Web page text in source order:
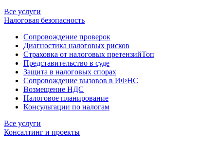
Все услуги
Налоговая безопасность
Сопровождение проверок
Диагностика налоговых рисков
Страховка от налоговых претензийТоп
Представительство в суде
Защита в налоговых спорах
Сопровождение вызовов в ИФНС
Возмещение НДС
Налоговое планирование
Консультации по налогам
Все услуги
Консалтинг и проекты